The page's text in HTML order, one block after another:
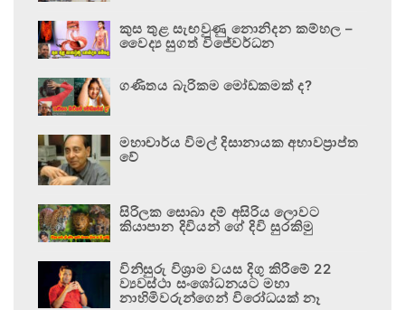
කුස තුළ සැඟවුණු නොනිදන කම්හල –
වෛද්‍ය සුගත් විජේවර්ධන
ගණිතය බැරිකම මෝඩකමක් ද?
මහාචාර්ය විමල් දිසානායක අභාවප්‍රාප්ත
වේ
සිරිලක සොබා දම් අසිරිය ලොවට
කියාපාන දිවියන් ගේ දිවි සුරකිමු
විනිසුරු විශ්‍රාම වයස දිගු කිරීමේ 22
ව්‍යවස්ථා සංශෝධනයට මහා
නාහිමිවරුන්ගෙන් විරෝධයක් නෑ